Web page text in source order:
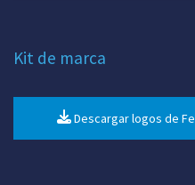
Kit de marca
Descargar logos de